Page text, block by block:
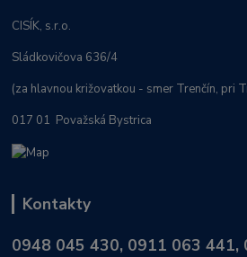
CISÍK, s.r.o.
Sládkovičova 636/4
(za hlavnou križovatkou - smer Trenčín, pri
017 01 Považská Bystrica
Kontakty
0948 045 430, 0911 063 441,